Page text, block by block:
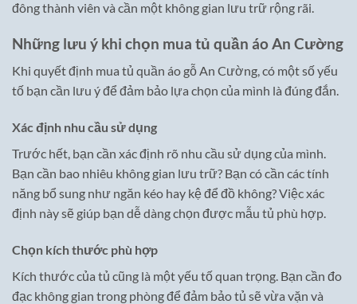
đông thành viên và cần một không gian lưu trữ rộng rãi.
Những lưu ý khi chọn mua tủ quần áo An Cường
Khi quyết định mua tủ quần áo gỗ An Cường, có một số yếu
tố bạn cần lưu ý để đảm bảo lựa chọn của mình là đúng đắn.
Xác định nhu cầu sử dụng
Trước hết, bạn cần xác định rõ nhu cầu sử dụng của mình.
Bạn cần bao nhiêu không gian lưu trữ? Bạn có cần các tính
năng bổ sung như ngăn kéo hay kệ để đồ không? Việc xác
định này sẽ giúp bạn dễ dàng chọn được mẫu tủ phù hợp.
Chọn kích thước phù hợp
Kích thước của tủ cũng là một yếu tố quan trọng. Bạn cần đo
đạc không gian trong phòng để đảm bảo tủ sẽ vừa vặn và